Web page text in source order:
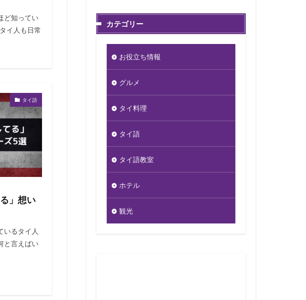
ど知ってい
イ人も日常
タイ語
」想い
いるタイ人
と言えばい
カテゴリー
お役立ち情報
グルメ
タイ料理
タイ語
タイ語教室
ホテル
観光